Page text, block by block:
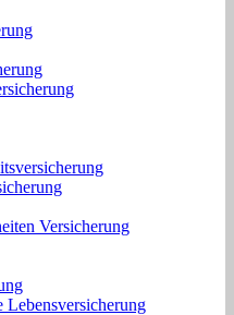
Versicherung
Lebensversicherung